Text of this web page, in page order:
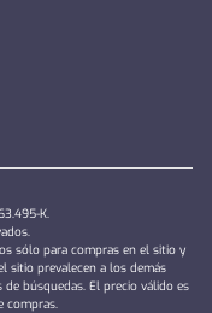
K.
sólo para compras en el sitio y
sitio prevalecen a los demás
búsquedas. El precio válido es
compras.